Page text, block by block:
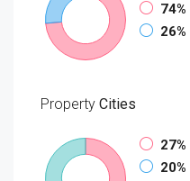
74%
26%
Property Cities
27%
20%